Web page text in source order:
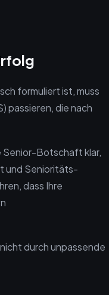
formuliert ist, muss
passieren, die nach
Senior-Botschaft klar,
und Senioritäts-
dass Ihre
durch unpassende